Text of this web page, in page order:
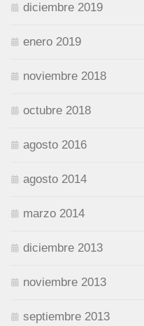
diciembre 2019
enero 2019
noviembre 2018
octubre 2018
agosto 2016
agosto 2014
marzo 2014
diciembre 2013
noviembre 2013
septiembre 2013